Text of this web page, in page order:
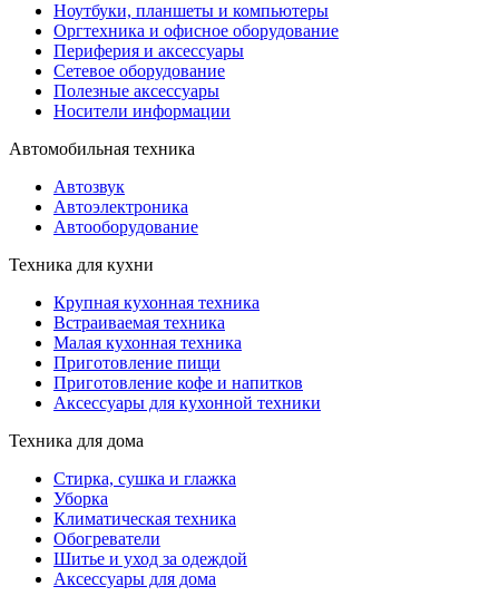
Ноутбуки, планшеты и компьютеры
Оргтехника и офисное оборудование
Периферия и аксессуары
Cетевое оборудование
Полезные аксессуары
Носители информации
Автомобильная техника
Автозвук
Автоэлектроника
Автооборудование
Техника для кухни
Крупная кухонная техника
Встраиваемая техника
Малая кухонная техника
Приготовление пищи
Приготовление кофе и напитков
Аксессуары для кухонной техники
Техника для дома
Стирка, сушка и глажка
Уборка
Климатическая техника
Обогреватели
Шитье и уход за одеждой
Аксессуары для дома